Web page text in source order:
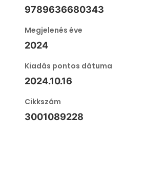
9789636680343
Megjelenés éve
2024
Kiadás pontos dátuma
2024.10.16
Cikkszám
3001089228